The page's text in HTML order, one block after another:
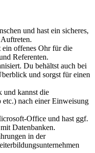
und hast ein sicheres,
ein offenes Ohr für die
Referenten.
Du behältst auch bei
und sorgst für einen
und kannst die
nach einer Einweisung
Office und hast ggf.
Datenbanken.
in der